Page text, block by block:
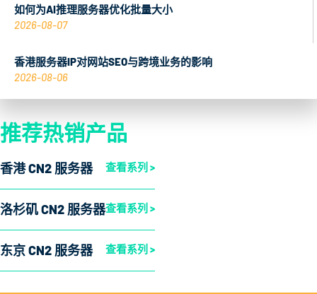
如何为AI推理服务器优化批量大小
2026-08-07
香港服务器IP对网站SEO与跨境业务的影响
2026-08-06
推荐热销产品
香港 CN2 服务器 查看系列 >
洛杉矶 CN2 服务器查看系列 >
东京 CN2 服务器 查看系列 >